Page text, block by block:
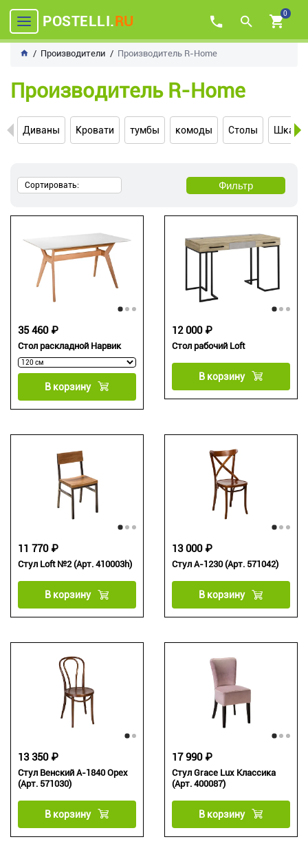
POSTELLI.RU 0
Производители Производитель R-Home
Производитель R-Home
Диваны Кровати тумбы комоды Столы
Сортировать: Фильтр
Стол раскладной Нарвик
35 460 ₽
В корзину
Стол рабочий Loft
12 000 ₽
В корзину
Стул Loft №2 (Арт. 410003h)
11 770 ₽
В корзину
Стул А-1230 (Арт. 571042)
13 000 ₽
В корзину
Стул Венский А-1840 Орех
(Арт. 571030)
13 350 ₽
В корзину
Стул Grace Lux Классика
(Арт. 400087)
17 990 ₽
В корзину